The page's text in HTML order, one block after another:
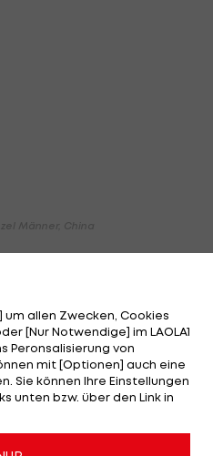
um allen Zwecken, Cookies
[Nur Notwendige] im LAOLA1
Peronsalisierung von
mit [Optionen] auch eine
Sie können Ihre Einstellungen
unten bzw. über den Link in